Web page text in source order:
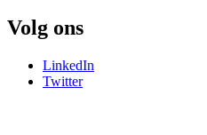
Volg ons
LinkedIn
Twitter